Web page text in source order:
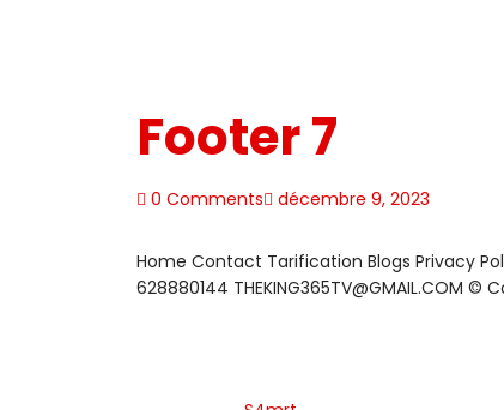
Footer 7
0 Comments décembre 9, 2023
Home Contact Tarification Blogs Privacy
628880144 THEKING365TV@GMAIL.COM ©